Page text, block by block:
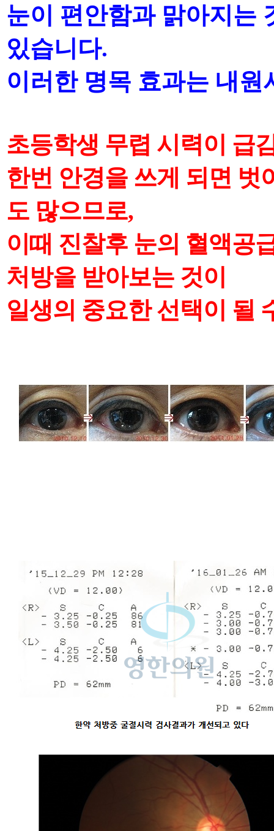
눈이 편안함과 맑아지는
있습니다.
이러한 명목 효과는 내
초등학생 무렵 시력이 급
한번 안경을 쓰게 되면 벗
도 많으므로,
이때 진찰후 눈의 혈액공
처방을 받아보는 것이
일생의 중요한 선택이 될